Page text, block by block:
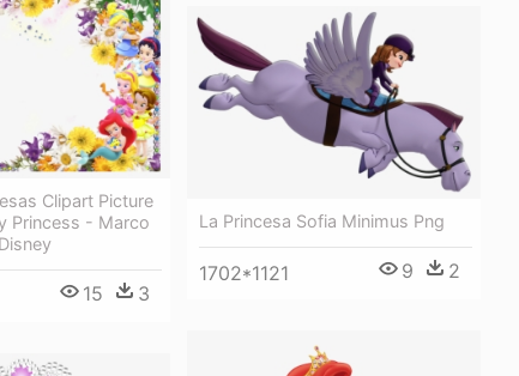
Clipart Picture
Princess - Marco
15 3
La Princesa Sofia Minimus Png
1702*1121 9 2